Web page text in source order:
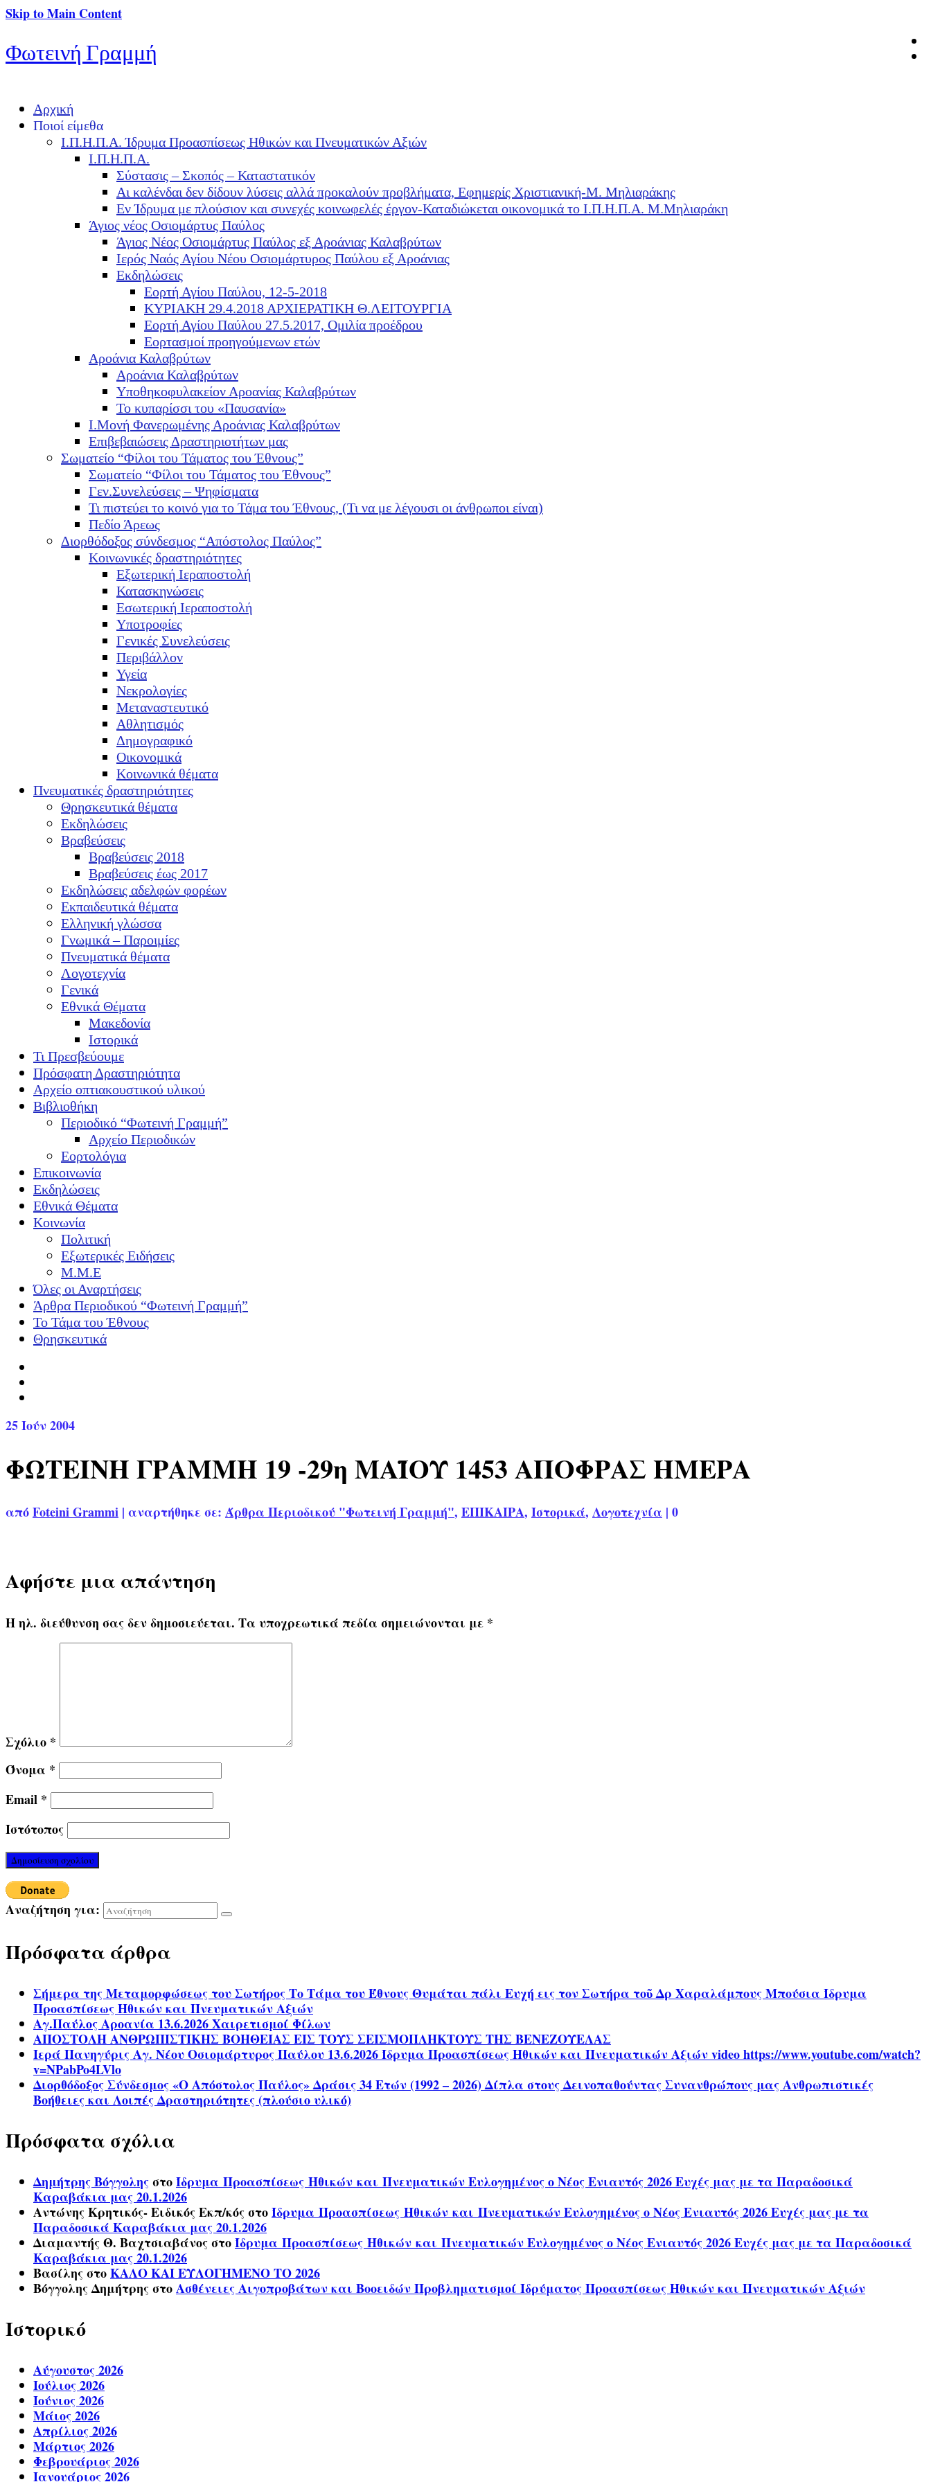
Skip to Main Content
Φωτεινή Γραμμή
Αρχική
Ποιοί είμεθα
Ι.Π.Η.Π.Α. Ίδρυμα Προασπίσεως Ηθικών και Πνευματικών Αξιών
Ι.Π.Η.Π.Α.
Σύστασις – Σκοπός – Καταστατικόν
Αι καλένδαι δεν δίδουν λύσεις αλλά προκαλούν προβλήματα, Εφημερίς Χριστιανική-Μ. Μηλιαράκης
Εν Ίδρυμα με πλούσιον και συνεχές κοινωφελές έργον-Καταδιώκεται οικονομικά το Ι.Π.Η.Π.Α. Μ.Μηλιαράκη
Άγιος νέος Οσιομάρτυς Παύλος
Άγιος Νέος Οσιομάρτυς Παύλος εξ Αροάνιας Καλαβρύτων
Ιερός Ναός Αγίου Νέου Οσιομάρτυρος Παύλου εξ Αροάνιας
Εκδηλώσεις
Εορτή Αγίου Παύλου, 12-5-2018
ΚΥΡΙΑΚΗ 29.4.2018 ΑΡΧΙΕΡΑΤΙΚΗ Θ.ΛΕΙΤΟΥΡΓΙΑ
Εορτή Αγίου Παύλου 27.5.2017, Ομιλία προέδρου
Εορτασμοί προηγούμενων ετών
Αροάνια Καλαβρύτων
Αροάνια Καλαβρύτων
Υποθηκοφυλακείον Αροανίας Καλαβρύτων
Το κυπαρίσσι του «Παυσανία»
Ι.Μονή Φανερωμένης Αροάνιας Καλαβρύτων
Επιβεβαιώσεις Δραστηριοτήτων μας
Σωματείο “Φίλοι του Τάματος του Έθνους”
Σωματείο “Φίλοι του Τάματος του Έθνους”
Γεν.Συνελεύσεις – Ψηφίσματα
Τι πιστεύει το κοινό για το Τάμα του Έθνους, (Τι να με λέγουσι οι άνθρωποι είναι)
Πεδίο Άρεως
Διορθόδοξος σύνδεσμος “Απόστολος Παύλος”
Κοινωνικές δραστηριότητες
Εξωτερική Ιεραποστολή
Κατασκηνώσεις
Εσωτερική Ιεραποστολή
Υποτροφίες
Γενικές Συνελεύσεις
Περιβάλλον
Υγεία
Νεκρολογίες
Μεταναστευτικό
Αθλητισμός
Δημογραφικό
Οικονομικά
Κοινωνικά θέματα
Πνευματικές δραστηριότητες
Θρησκευτικά θέματα
Εκδηλώσεις
Βραβεύσεις
Βραβεύσεις 2018
Βραβεύσεις έως 2017
Εκδηλώσεις αδελφών φορέων
Εκπαιδευτικά θέματα
Ελληνική γλώσσα
Γνωμικά – Παροιμίες
Πνευματικά θέματα
Λογοτεχνία
Γενικά
Εθνικά Θέματα
Μακεδονία
Ιστορικά
Τι Πρεσβεύουμε
Πρόσφατη Δραστηριότητα
Αρχείο οπτιακουστικού υλικού
Βιβλιοθήκη
Περιοδικό “Φωτεινή Γραμμή”
Αρχείο Περιοδικών
Εορτολόγια
Επικοινωνία
Εκδηλώσεις
Εθνικά Θέματα
Κοινωνία
Πολιτική
Εξωτερικές Ειδήσεις
Μ.Μ.Ε
Όλες οι Αναρτήσεις
Άρθρα Περιοδικού “Φωτεινή Γραμμή”
Το Τάμα του Έθνους
Θρησκευτικά
25Ιούν 2004
ΦΩΤΕΙΝΗ ΓΡΑΜΜΗ 19 -29η ΜΑΪΟΥ 1453 ΑΠΟΦΡΑΣ ΗΜΕΡΑ
απόFoteini Grammi | αναρτήθηκε σε: Άρθρα Περιοδικού "Φωτεινή Γραμμή", ΕΠΙΚΑΙΡΑ, Ιστορικά, Λογοτεχνία | 0
Αφήστε μια απάντηση
Η ηλ. διεύθυνση σας δεν δημοσιεύεται. Τα υποχρεωτικά πεδία σημειώνονται με *
Σχόλιο *
Όνομα *
Email *
Ιστότοπος
Αναζήτηση για:
Πρόσφατα άρθρα
Σήμερα της Μεταμορφώσεως του Σωτήρος Το Τάμα του Έθνους Θυμάται πάλι Ευχή εις τον Σωτήρα τοῦ Δρ Χαραλάμπους Μπούσια Ίδρυμα
Προασπίσεως Ηθικών και Πνευματικών Αξιών
Αγ.Παύλος Αροανία 13.6.2026 Χαιρετισμοί Φίλων
ΑΠΟΣΤΟΛΗ ΑΝΘΡΩΠΙΣΤΙΚΗΣ ΒΟΗΘΕΙΑΣ ΕΙΣ ΤΟΥΣ ΣΕΙΣΜΟΠΛΗΚΤΟΥΣ ΤΗΣ ΒΕΝΕΖΟΥΕΛΑΣ
Ιερά Πανηγύρις Αγ. Νέου Οσιομάρτυρος Παύλου 13.6.2026 Ίδρυμα Προασπίσεως Ηθικών και Πνευματικών Αξιών video https://www.youtube.com/watch?
v=NPabPo4LVlo
Διορθόδοξος Σύνδεσμος «Ο Απόστολος Παύλος» Δράσις 34 Ετών (1992 – 2026) Δίπλα στους Δεινοπαθούντας Συνανθρώπους μας Ανθρωπιστικές
Βοήθειες και Λοιπές Δραστηριότητες (πλούσιο υλικό)
Πρόσφατα σχόλια
Δημήτρης ΒόγγοληςστοΊδρυμα Προασπίσεως Ηθικών και Πνευματικών Ευλογημένος ο Νέος Ενιαυτός 2026 Ευχές μας με τα Παραδοσικά
Καραβάκια μας 20.1.2026
Αντώνης Κρητικός- Ειδικός Εκπ/κόςστοΊδρυμα Προασπίσεως Ηθικών και Πνευματικών Ευλογημένος ο Νέος Ενιαυτός 2026 Ευχές μας με τα
Παραδοσικά Καραβάκια μας 20.1.2026
Διαμαντής Θ. ΒαχτσιαβάνοςστοΊδρυμα Προασπίσεως Ηθικών και Πνευματικών Ευλογημένος ο Νέος Ενιαυτός 2026 Ευχές μας με τα Παραδοσικά
Καραβάκια μας 20.1.2026
ΒασίληςστοΚΑΛΟ ΚΑΙ ΕΥΛΟΓΗΜΕΝΟ ΤΟ 2026
Βόγγολης ΔημήτρηςστοΑσθένειες Αιγοπροβάτων και Βοοειδών Προβληματισμοί Ιδρύματος Προασπίσεως Ηθικών και Πνευματικών Αξιών
Ιστορικό
Αύγουστος 2026
Ιούλιος 2026
Ιούνιος 2026
Μάιος 2026
Απρίλιος 2026
Μάρτιος 2026
Φεβρουάριος 2026
Ιανουάριος 2026